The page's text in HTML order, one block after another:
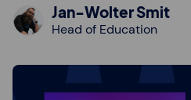
Jan-Wolter Smit
Head of Education